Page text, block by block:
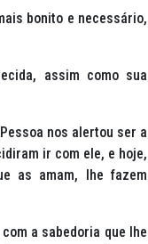
bonito e necessário,
assim como sua
nos alertou ser a
ir com ele, e hoje,
as amam, lhe fazem
a sabedoria que lhe